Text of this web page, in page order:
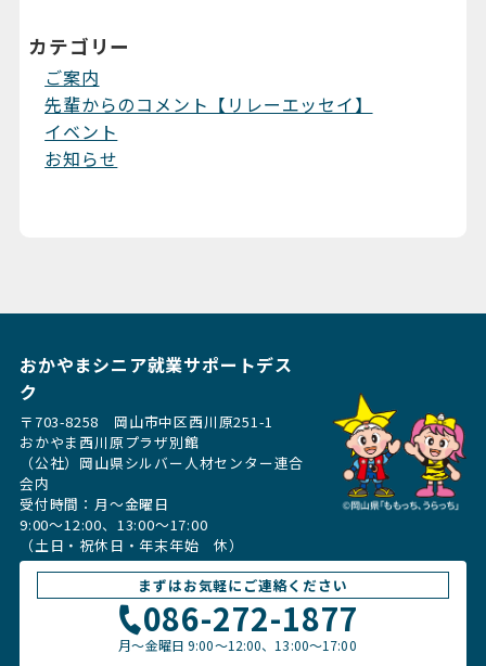
カテゴリー
ご案内
先輩からのコメント【リレーエッセイ】
イベント
お知らせ
おかやまシニア就業サポートデス
ク
〒703-8258 岡山市中区西川原251-1
おかやま西川原プラザ別館
（公社）岡山県シルバー人材センター連合
会内
受付時間：月〜金曜日
9:00～12:00、13:00〜17:00
（土日・祝休日・年末年始 休）
まずはお気軽にご連絡ください
086-272-1877
月〜金曜日9:00～12:00、13:00〜17:00